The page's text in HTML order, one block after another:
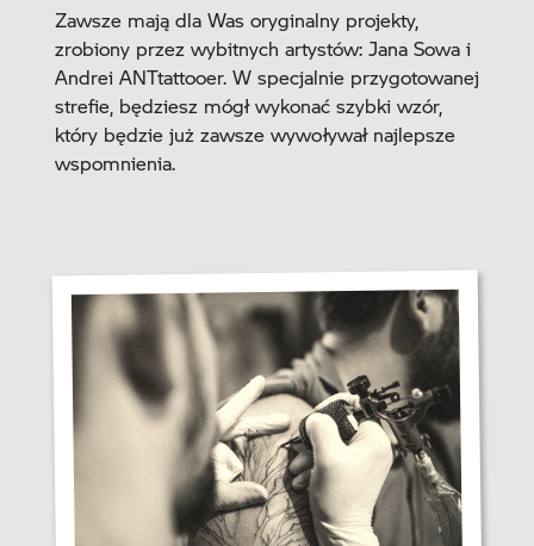
Zawsze mają dla Was oryginalny projekty,
zrobiony przez wybitnych artystów: Jana Sowa i
Andrei ANTtattooer. W specjalnie przygotowanej
strefie, będziesz mógł wykonać szybki wzór,
który będzie już zawsze wywoływał najlepsze
wspomnienia.